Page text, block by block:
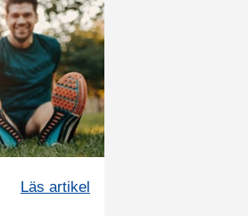
Läs artikel